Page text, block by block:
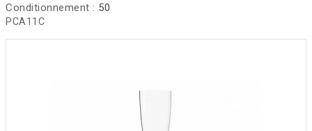
Conditionnement : 50
PCA11C